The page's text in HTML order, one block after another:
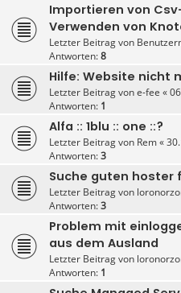
Importieren von
Verwenden von
Letzter Beitrag von
Antworten:8
Hilfe: Website nicht
Letzter Beitrag vone-fee «
Antworten: 1
Alfa :: 1blu :: one ::?
Letzter Beitrag von Rem«
Antworten:3
Suche guten hoster
Letzter Beitrag von
Antworten:3
Problem mit
aus dem Ausland
Letzter Beitrag von
Antworten: 1